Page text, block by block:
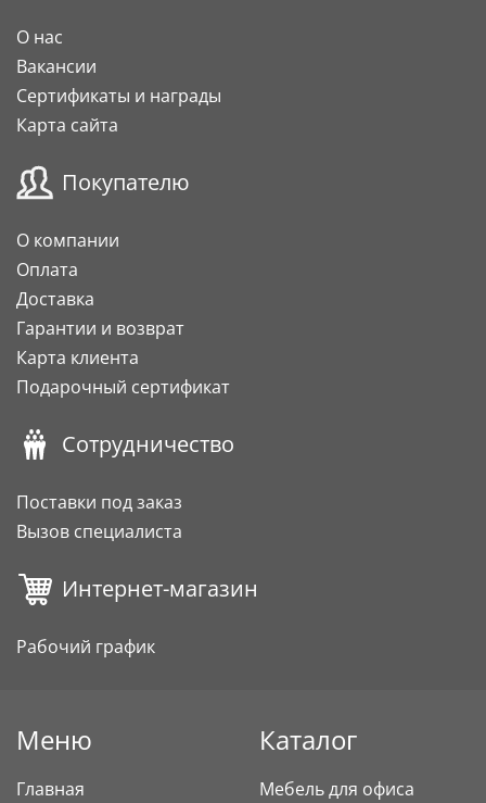
О нас
Вакансии
Сертификаты и награды
Карта сайта
Покупателю
О компании
Оплата
Доставка
Гарантии и возврат
Карта клиента
Подарочный сертификат
Сотрудничество
Поставки под заказ
Вызов специалиста
Интернет-магазин
Рабочий график
Меню
Главная
Каталог
Мебель для офиса